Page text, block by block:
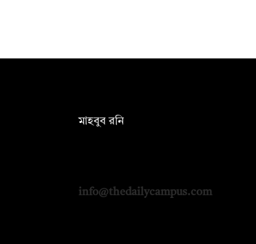
মাহবুব রনি
info@thedailycampus.com